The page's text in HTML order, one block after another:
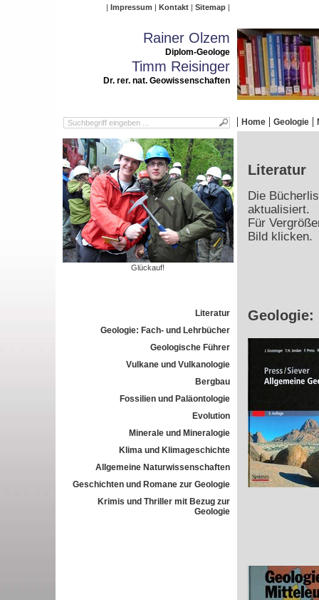
Impressum Kontakt Sitemap
Rainer Olzem
Diplom-Geologe
Timm Reisinger
Dr. rer. nat. Geowissenschaften
Home Geologie
Glückauf!
Literatur
Geologie: Fach- und Lehrbücher
Geologische Führer
Vulkane und Vulkanologie
Bergbau
Fossilien und Paläontologie
Evolution
Minerale und Mineralogie
Klima und Klimageschichte
Allgemeine Naturwissenschaften
Geschichten und Romane zur Geologie
Krimis und Thriller mit Bezug zur
Geologie
Literatur
Die
aktualisiert.
Für
Bild klicken.
Geologie: